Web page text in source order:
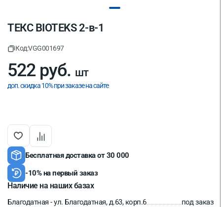
ТЕКС BIOTEKS 2-в-1
Код:VGG001697
522 руб. шт
доп. скидка 10% при заказе на сайте
Бесплатная доставка от 30 000
-10% на первый заказ
Наличие на наших базах
Благодатная - ул. Благодатная, д.63, корп.6 под заказ